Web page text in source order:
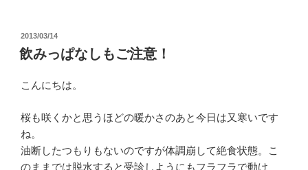
投
稿
日:
2013/03/14
飲みっぱなしもご注意！
こんにちは。
桜も咲くかと思うほどの暖かさのあと今日は又寒いです
ね。
油断したつもりもないのですが体調崩して絶食状態。こ
のままでは脱水すると受診しようにもフラフラで動け